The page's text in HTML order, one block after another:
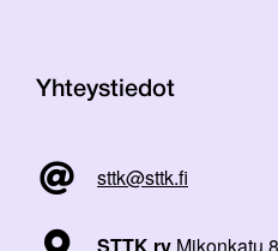
Yhteystiedot
sttk@sttk.fi